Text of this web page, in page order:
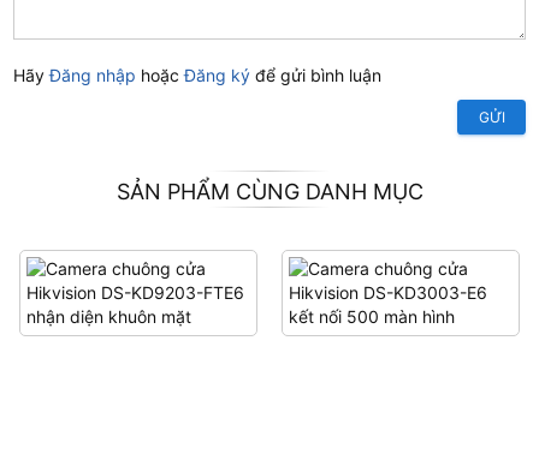
HãyĐăng nhập hoặcĐăng ký để gửi bình luận
GỬI
SẢN PHẨM CÙNG DANH MỤC